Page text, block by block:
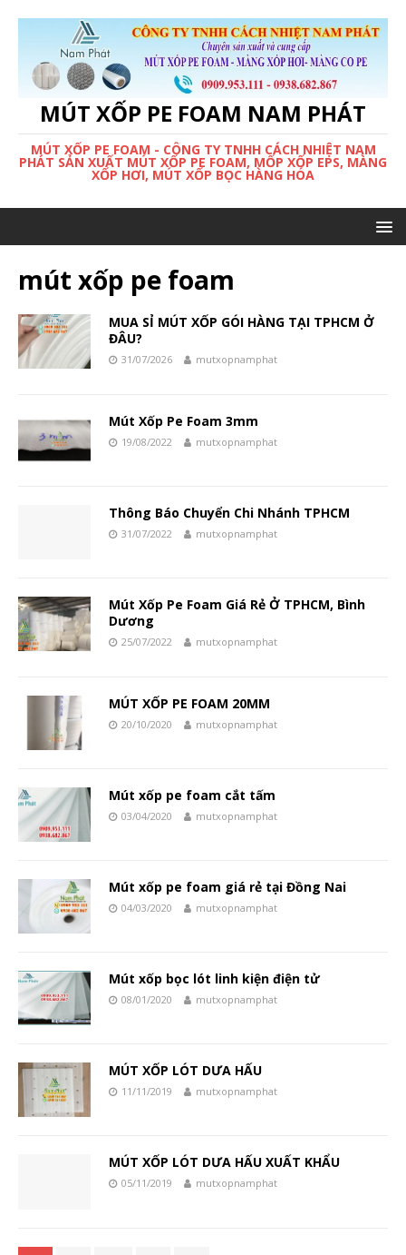
MÚT XỐP PE FOAM NAM PHÁT
MÚT XỐP PE FOAM - CÔNG TY TNHH CÁCH NHIỆT NAM
PHÁT SẢN XUẤT MÚT XỐP PE FOAM, MỐP XỐP EPS, MÀNG
XỐP HƠI, MÚT XỐP BỌC HÀNG HÓA
mút xốp pe foam
MUA SỈ MÚT XỐP GÓI HÀNG TẠI TPHCM Ở
ĐÂU?
31/07/2026 mutxopnamphat
Mút Xốp Pe Foam 3mm
19/08/2022 mutxopnamphat
Thông Báo Chuyển Chi Nhánh TPHCM
31/07/2022 mutxopnamphat
Mút Xốp Pe Foam Giá Rẻ Ở TPHCM, Bình
Dương
25/07/2022 mutxopnamphat
MÚT XỐP PE FOAM 20MM
20/10/2020 mutxopnamphat
Mút xốp pe foam cắt tấm
03/04/2020 mutxopnamphat
Mút xốp pe foam giá rẻ tại Đồng Nai
04/03/2020 mutxopnamphat
Mút xốp bọc lót linh kiện điện tử
08/01/2020 mutxopnamphat
MÚT XỐP LÓT DƯA HẤU
11/11/2019 mutxopnamphat
MÚT XỐP LÓT DƯA HẤU XUẤT KHẨU
05/11/2019 mutxopnamphat